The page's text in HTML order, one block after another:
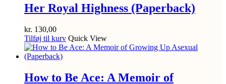
Her Royal Highness (Paperback)
kr. 130,00
Tilføj til kurv Quick View
How to Be Ace: A Memoir of